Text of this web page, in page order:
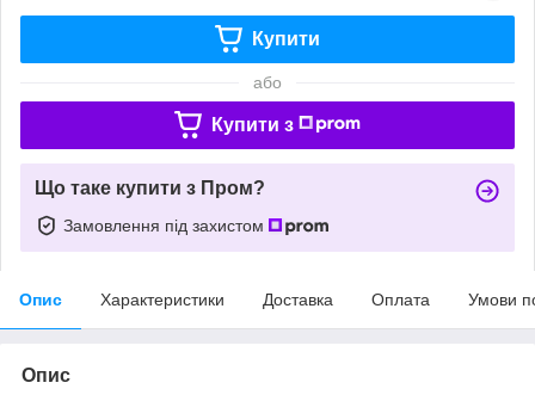
Купити
або
Купити з
Що таке купити з Пром?
Замовлення під захистом
Опис Характеристики Доставка Оплата Умови
Опис